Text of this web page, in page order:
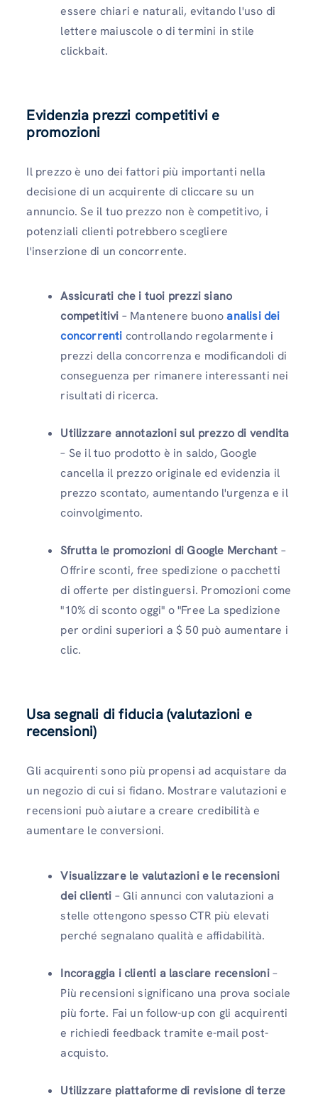
essere chiari e naturali, evitando l'uso di
lettere maiuscole o di termini in stile
clickbait.
Evidenzia prezzi competitivi e
promozioni
Il prezzo è uno dei fattori più importanti nella
decisione di un acquirente di cliccare su un
annuncio. Se il tuo prezzo non è competitivo, i
potenziali clienti potrebbero scegliere
l'inserzione di un concorrente.
Assicurati che i tuoi prezzi siano
competitivi – Mantenere buonoanalisi dei
concorrenti controllando regolarmente i
prezzi della concorrenza e modificandoli di
conseguenza per rimanere interessanti nei
risultati di ricerca.
Utilizzare annotazioni sul prezzo di vendita
– Se il tuo prodotto è in saldo, Google
cancella il prezzo originale ed evidenzia il
prezzo scontato, aumentando l'urgenza e il
coinvolgimento.
Sfrutta le promozioni di Google Merchant –
Offrire sconti, free spedizione o pacchetti
di offerte per distinguersi. Promozioni come
"10% di sconto oggi" o "Free La spedizione
per ordini superiori a $ 50 può aumentare i
clic.
Usa segnali di fiducia (valutazioni e
recensioni)
Gli acquirenti sono più propensi ad acquistare da
un negozio di cui si fidano. Mostrare valutazioni e
recensioni può aiutare a creare credibilità e
aumentare le conversioni.
Visualizzare le valutazioni e le recensioni
dei clienti – Gli annunci con valutazioni a
stelle ottengono spesso CTR più elevati
perché segnalano qualità e affidabilità.
Incoraggia i clienti a lasciare recensioni–
Più recensioni significano una prova sociale
più forte. Fai un follow-up con gli acquirenti
e richiedi feedback tramite e-mail post-
acquisto.
Utilizzare piattaforme di revisione di terze